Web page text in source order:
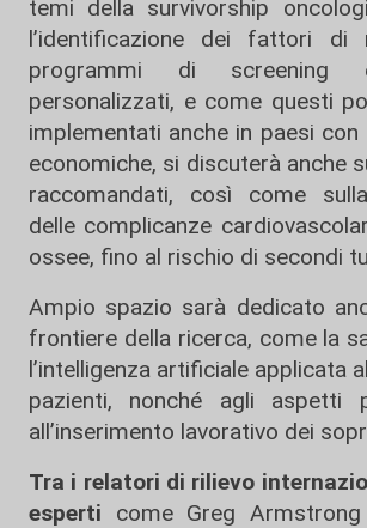
temi della survivorship
l’identificazione dei fattori di
programmi di screening
personalizzati, e come questi
implementati anche in paesi
economiche, si discuterà anche
raccomandati, così come
delle complicanze
ossee, fino al rischio di secondi
Ampio spazio sarà dedicato
frontiere della ricerca, come la
l’intelligenza artificiale applicata
pazienti, nonché agli aspetti
all’inserimento lavorativo dei
Tra i relatori di rilievo
esperti come Greg